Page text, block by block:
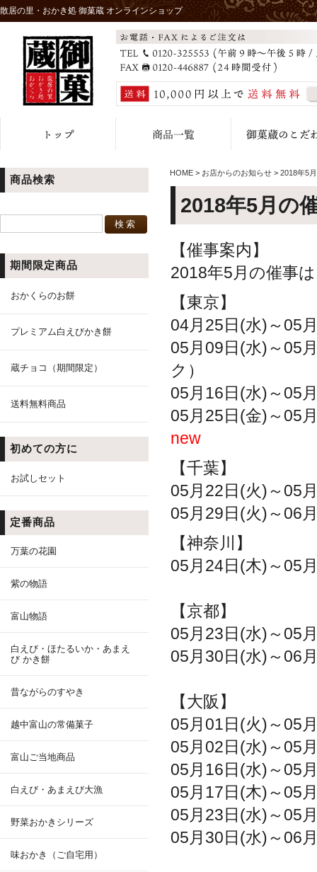
散居の里・おかき処 御菓蔵 オンラインショップ
商品検索
期間限定商品
おかくらのお餅
プレミアム白えびかき餅
蔵チョコ（期間限定）
送料無料商品
初めての方に
お試しセット
定番商品
万葉の花園
紫の物語
富山物語
白えび・ほたるいか・あまえ
び かき餅
昔ながらのすやき
越中富山の常備菓子
富山ご当地商品
白えび・あまえび大漁
野菜おかきシリーズ
味おかき（ご自宅用）
HOME > お店からのお知らせ > 2018年5
2018年5月の
【催事案内】
2018年5月の催事
【東京】
04月25日(水)～05
05月09日(水)～05
ク）
05月16日(水)～05
05月25日(金)～05
new
【千葉】
05月22日(火)～05
05月29日(火)～06
【神奈川】
05月24日(木)～05
【京都】
05月23日(水)～05
05月30日(水)～06
【大阪】
05月01日(火)～05
05月02日(水)～05
05月16日(水)～05
05月17日(木)～05
05月23日(水)～05
05月30日(水)～06